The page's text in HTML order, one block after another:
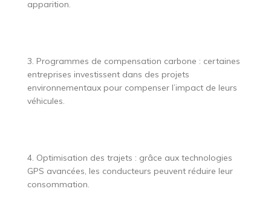
apparition.
3. Programmes de compensation carbone : certaines
entreprises investissent dans des projets
environnementaux pour compenser l’impact de leurs
véhicules.
4. Optimisation des trajets : grâce aux technologies
GPS avancées, les conducteurs peuvent réduire leur
consommation.